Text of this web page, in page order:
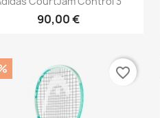
90,00 €
favorite_border